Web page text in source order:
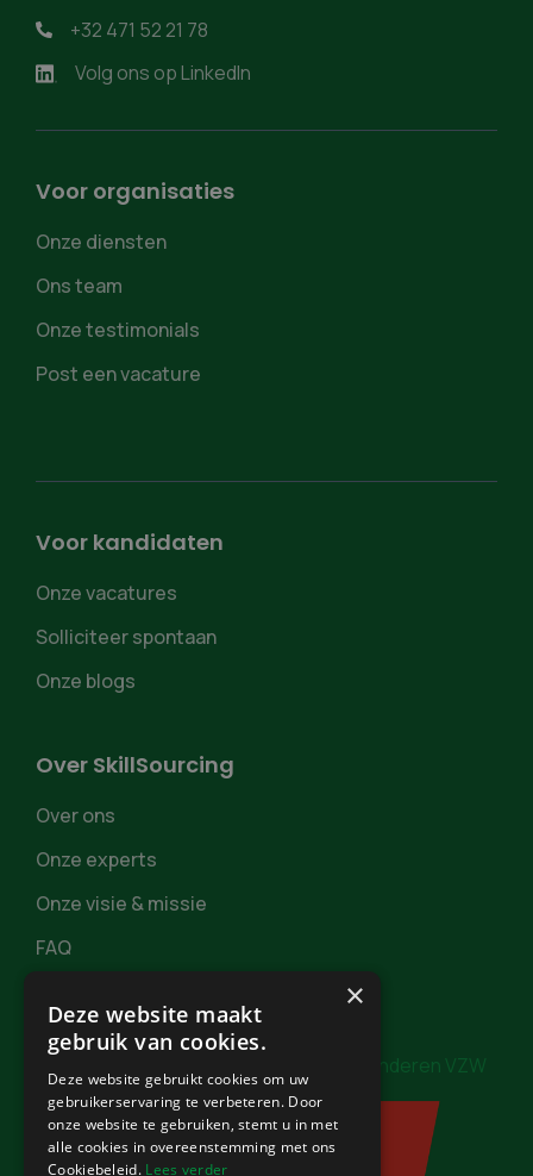

+32 471 52 21 78
Volg ons op LinkedIn
Voor organisaties
Onze diensten
Ons team
Onze testimonials
Post een vacature
Voor kandidaten
Onze vacatures
Solliciteer spontaan
Onze blogs
Over SkillSourcing
Over ons
Onze experts
Onze visie & missie
FAQ
Burgerzaken Vlaanderen VZW
×
Deze website maakt
gebruik van cookies.
Deze website gebruikt cookies om uw
gebruikerservaring te verbeteren. Door
onze website te gebruiken, stemt u in met
alle cookies in overeenstemming met ons
Cookiebeleid. Lees verder